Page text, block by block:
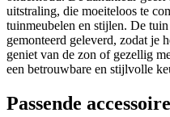
uitstraling, die moeiteloos te
tuinmeubelen en stijlen. De
gemonteerd geleverd, zodat je
geniet van de zon of gezellig
een betrouwbare en stijlvolle
Passende